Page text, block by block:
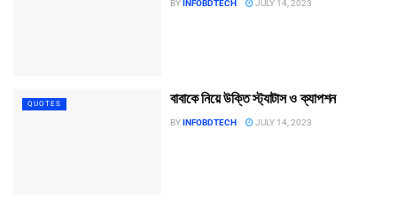
BYINFOBDTECH JULY 14, 2023
QUOTES বাবাকে নিয়ে উক্তি স্ট্যাটাস ও ক্যাপশন
BYINFOBDTECH JULY 14, 2023